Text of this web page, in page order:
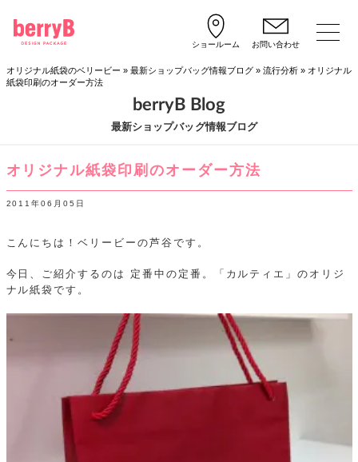
ショールーム お問い合わせ
オリジナル紙袋のベリービー » 最新ショップバッグ情報ブログ» 流行分析» オリジナル
紙袋印刷のオーダー方法
最新ショップバッグ情報ブログ
berryB Blog
オリジナル紙袋印刷のオーダー方法
2011年06月05日
こんにちは！ベリービーの芦谷です。
今日、ご紹介するのは
定番中の定番。「カルティエ」のオリジ
ナル紙袋です。